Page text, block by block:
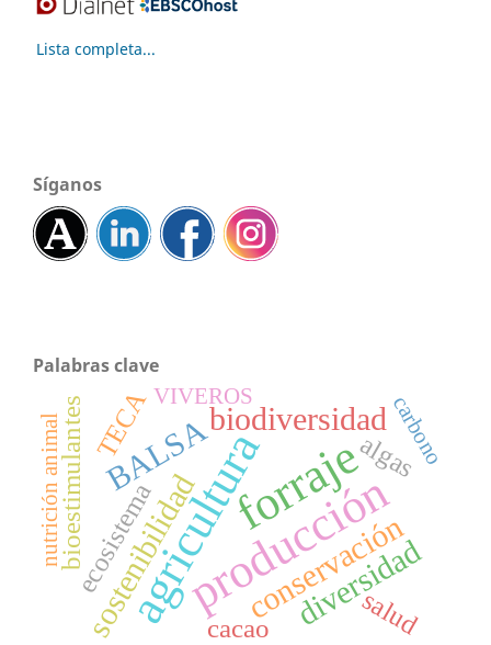
Lista completa...
Síganos
Palabras clave
agriculturaforraje
producción
sostenibilidad
biodiversidad
BALSA
conservación
diversidad
algas
ecosistema
bioestimulantes TECA
cacao salud
VIVEROS
nutrición animal carbono